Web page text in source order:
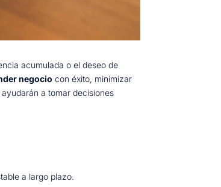
acumulada o el deseo de
negocio con éxito, minimizar
a tomar decisiones
a largo plazo.